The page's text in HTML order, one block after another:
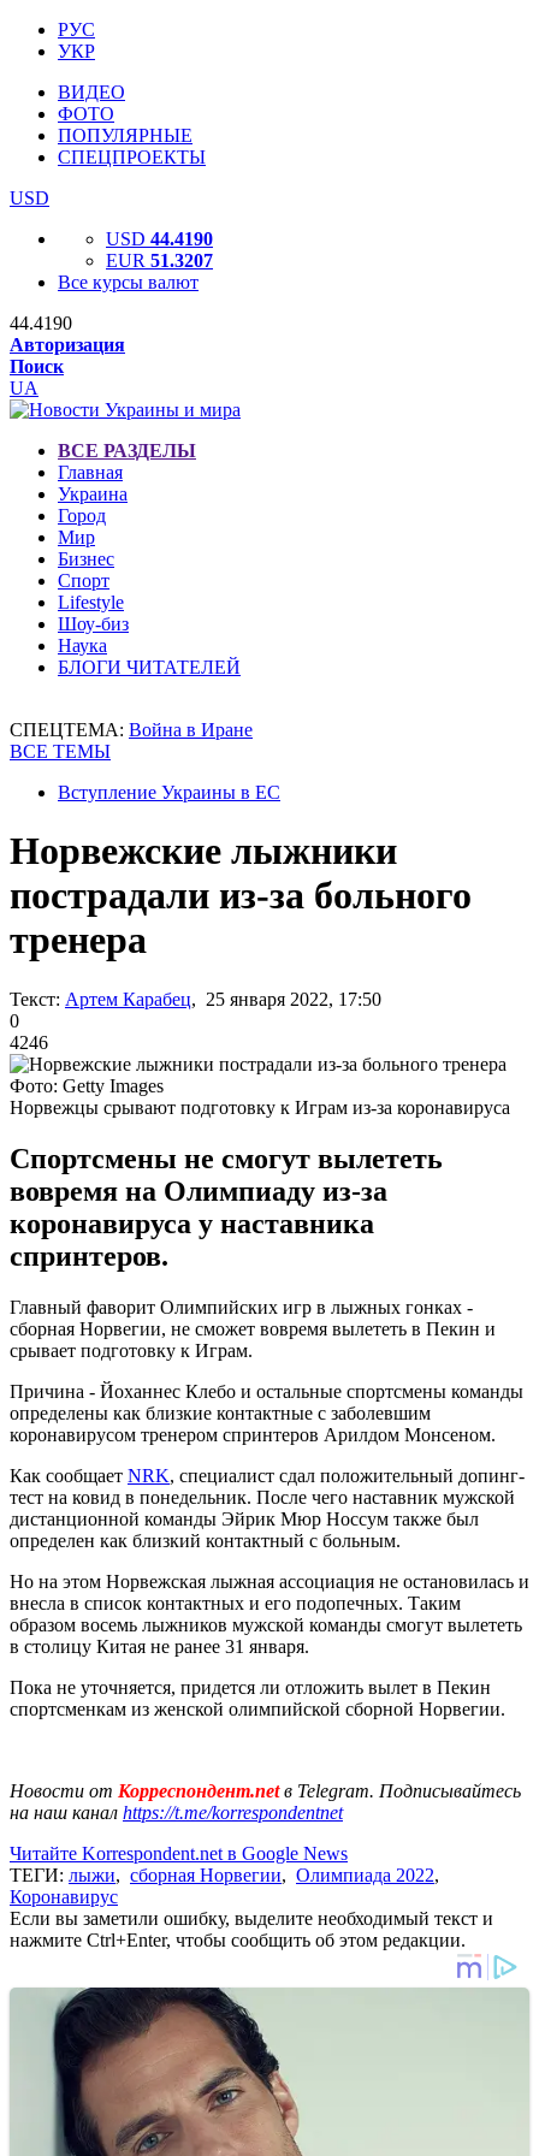
РУС
УКР
ВИДЕО
ФОТО
ПОПУЛЯРНЫЕ
СПЕЦПРОЕКТЫ
USD
USD 44.4190
EUR 51.3207
Все курсы валют
44.4190
Авторизация
Поиск
UA
ВСЕ РАЗДЕЛЫ
Главная
Украина
Город
Мир
Бизнес
Спорт
Lifestyle
Шоу-биз
Наука
БЛОГИ ЧИТАТЕЛЕЙ
СПЕЦТЕМА: Война в Иране
ВСЕ ТЕМЫ
Вступление Украины в ЕС
Норвежские лыжники
пострадали из-за больного
тренера
Текст: Артем Карабец, 25 января 2022, 17:50
0
4246
Фото: Getty Images
Норвежцы срывают подготовку к Играм из-за коронавируса
Спортсмены не смогут вылететь
вовремя на Олимпиаду из-за
коронавируса у наставника
спринтеров.
Главный фаворит Олимпийских игр в лыжных гонках -
сборная Норвегии, не сможет вовремя вылететь в Пекин и
срывает подготовку к Играм.
Причина - Йоханнес Клебо и остальные спортсмены команды
определены как близкие контактные с заболевшим
коронавирусом тренером спринтеров Арилдом Монсеном.
Как сообщает NRK, специалист сдал положительный допинг-
тест на ковид в понедельник. После чего наставник мужской
дистанционной команды Эйрик Мюр Носсум также был
определен как близкий контактный с больным.
Но на этом Норвежская лыжная ассоциация не остановилась и
внесла в список контактных и его подопечных. Таким
образом восемь лыжников мужской команды смогут вылететь
в столицу Китая не ранее 31 января.
Пока не уточняется, придется ли отложить вылет в Пекин
спортсменкам из женской олимпийской сборной Норвегии.
Новости от Корреспондент.netв Telegram. Подписывайтесь
на наш канал https://t.me/korrespondentnet
Читайте Korrespondent.net в Google News
ТЕГИ: лыжи, сборная Норвегии, Олимпиада 2022,
Коронавирус
Если вы заметили ошибку, выделите необходимый текст и
нажмите Ctrl+Enter, чтобы сообщить об этом редакции.